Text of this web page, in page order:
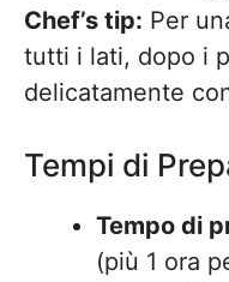
Chef’s tip: Per
tutti i lati, dopo i
delicatamente
Tempi di
Tempo di
(più 1 ora